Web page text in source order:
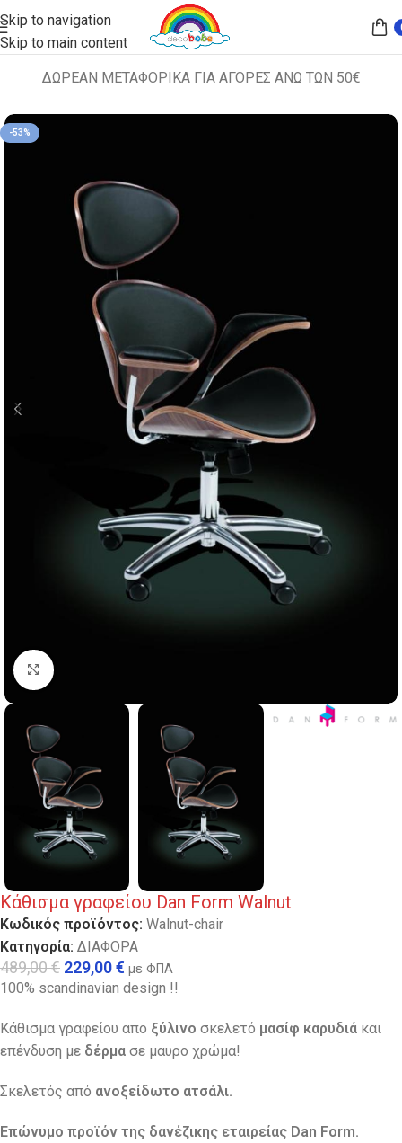
Skip to navigation
Skip to main content
ΔΩΡΕΑΝ ΜΕΤΑΦΟΡΙΚΑ ΓΙΑ ΑΓΟΡΕΣ ΑΝΩ ΤΩΝ 50€
Αρχική σελίδα ΔΙΑΦΟΡΑ
-53%
Κλικ για μεγέθυνση
Κάθισμα γραφείου Dan Form Walnut
Κωδικός προϊόντος: Walnut-chair
Κατηγορία: ΔΙΑΦΟΡΑ
489,00€ 229,00€ με ΦΠΑ
100% scandinavian design !!
Κάθισμα γραφείου απο ξύλινο σκελετό μασίφ καρυδιά και
επένδυση με δέρμα σε μαυρο χρώμα!
Σκελετός από ανοξείδωτο ατσάλι.
Επώνυμο προϊόν της δανέζικης εταιρείας Dan Form.